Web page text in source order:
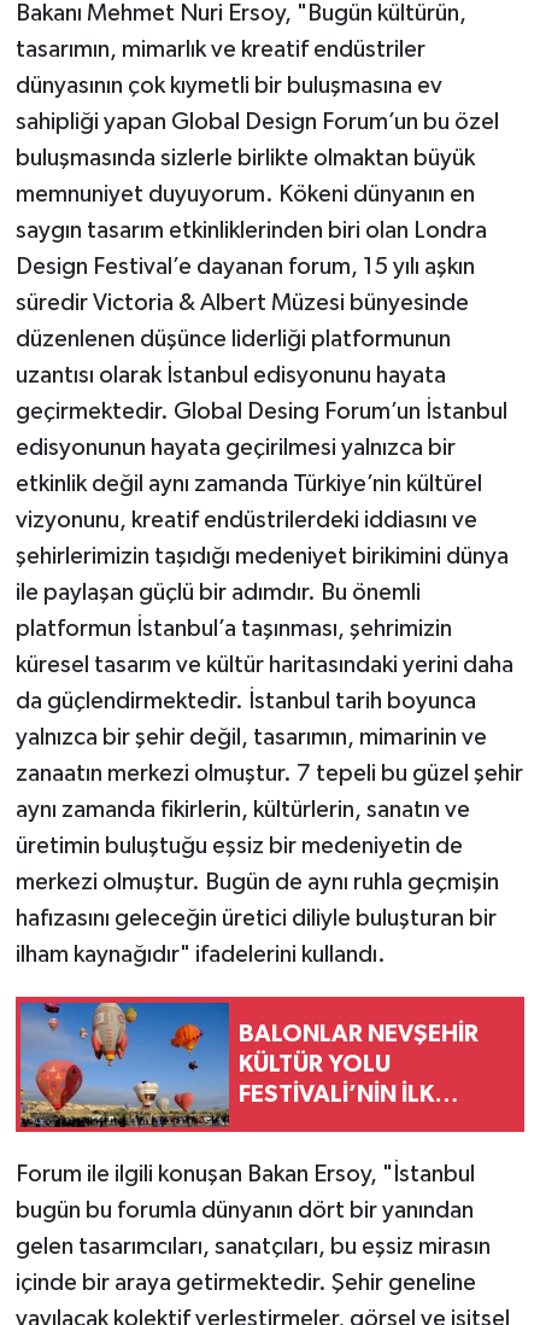
Bakanı Mehmet Nuri Ersoy, "Bugün kültürün,
tasarımın, mimarlık ve kreatif endüstriler
dünyasının çok kıymetli bir buluşmasına ev
sahipliği yapan Global Design Forum’un bu özel
buluşmasında sizlerle birlikte olmaktan büyük
memnuniyet duyuyorum. Kökeni dünyanın en
saygın tasarım etkinliklerinden biri olan Londra
Design Festival’e dayanan forum, 15 yılı aşkın
süredir Victoria & Albert Müzesi bünyesinde
düzenlenen düşünce liderliği platformunun
uzantısı olarak İstanbul edisyonunu hayata
geçirmektedir. Global Desing Forum’un İstanbul
edisyonunun hayata geçirilmesi yalnızca bir
etkinlik değil aynı zamanda Türkiye’nin kültürel
vizyonunu, kreatif endüstrilerdeki iddiasını ve
şehirlerimizin taşıdığı medeniyet birikimini dünya
ile paylaşan güçlü bir adımdır. Bu önemli
platformun İstanbul’a taşınması, şehrimizin
küresel tasarım ve kültür haritasındaki yerini daha
da güçlendirmektedir. İstanbul tarih boyunca
yalnızca bir şehir değil, tasarımın, mimarinin ve
zanaatın merkezi olmuştur. 7 tepeli bu güzel şehir
aynı zamanda fikirlerin, kültürlerin, sanatın ve
üretimin buluştuğu eşsiz bir medeniyetin de
merkezi olmuştur. Bugün de aynı ruhla geçmişin
hafızasını geleceğin üretici diliyle buluşturan bir
ilham kaynağıdır" ifadelerini kullandı.
BALONLAR NEVŞEHİR
KÜLTÜR YOLU
FESTİVALİ’NİN İLK
ŞÖLENE ÇEVİRDİ
Forum ile ilgili konuşan Bakan Ersoy, "İstanbul
bugün bu forumla dünyanın dört bir yanından
gelen tasarımcıları, sanatçıları, bu eşsiz mirasın
içinde bir araya getirmektedir. Şehir geneline
yayılacak kolektif yerleştirmeler, görsel ve işitsel